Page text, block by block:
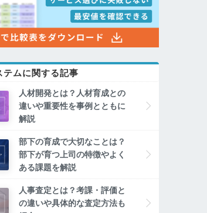
テムに関する記事
人材開発とは？人材育成との
違いや重要性を事例とともに
解説
部下の育成で大切なことは？
部下が育つ上司の特徴やよく
ある課題を解説
人事査定とは？考課・評価と
の違いや具体的な査定方法も